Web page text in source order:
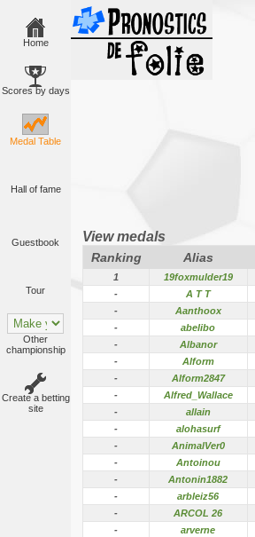
Home
Scores by days
Medal Table
Hall of fame
Guestbook
Tour
Other
championship
Create a betting
site
View medals
Ranking Alias
1 19foxmulder19
-
A T T
-
Aanthoox
-
abelibo
-
Albanor
-
Alform
-
Alform2847
-
Alfred_Wallace
-
allain
-
alohasurf
-
AnimalVer0
-
Antoinou
-
Antonin1882
-
arbleiz56
-
ARCOL 26
-
arverne